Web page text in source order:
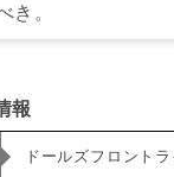
き。
報
ドールズフロント